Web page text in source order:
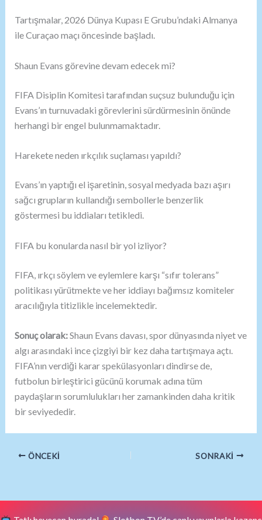
Tartışmalar, 2026 Dünya Kupası E Grubu’ndaki Almanya
ile Curaçao maçı öncesinde başladı.
Shaun Evans görevine devam edecek mi?
FIFA Disiplin Komitesi tarafından suçsuz bulunduğu için
Evans’ın turnuvadaki görevlerini sürdürmesinin önünde
herhangi bir engel bulunmamaktadır.
Harekete neden ırkçılık suçlaması yapıldı?
Evans’ın yaptığı el işaretinin, sosyal medyada bazı aşırı
sağcı grupların kullandığı sembollerle benzerlik
göstermesi bu iddiaları tetikledi.
FIFA bu konularda nasıl bir yol izliyor?
FIFA, ırkçı söylem ve eylemlere karşı “sıfır tolerans”
politikası yürütmekte ve her iddiayı bağımsız komiteler
aracılığıyla titizlikle incelemektedir.
Sonuç olarak:Shaun Evans davası, spor dünyasında niyet ve
algı arasındaki ince çizgiyi bir kez daha tartışmaya açtı.
FIFA’nın verdiği karar spekülasyonları dindirse de,
futbolun birleştirici gücünü korumak adına tüm
paydaşların sorumlulukları her zamankinden daha kritik
bir seviyededir.
ÖNCEKI SONRAKI